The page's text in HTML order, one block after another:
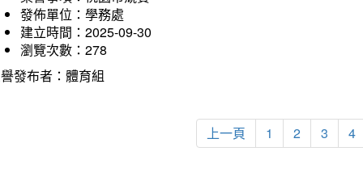
發佈單位：學務處
建立時間：2025-09-30
瀏覽次數：278
發布者：體育組
上一頁 1 2 3 4